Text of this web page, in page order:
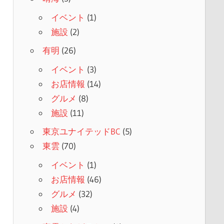
イベント (1)
施設 (2)
有明 (26)
イベント (3)
お店情報 (14)
グルメ (8)
施設 (11)
東京ユナイテッドBC (5)
東雲 (70)
イベント (1)
お店情報 (46)
グルメ (32)
施設 (4)